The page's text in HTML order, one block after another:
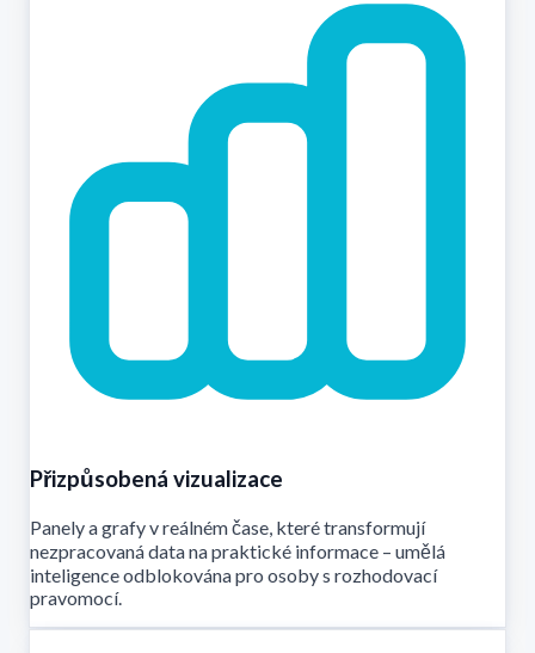
Přizpůsobená vizualizace
Panely a grafy v reálném čase, které transformují
nezpracovaná data na praktické informace – umělá
inteligence odblokována pro osoby s rozhodovací
pravomocí.